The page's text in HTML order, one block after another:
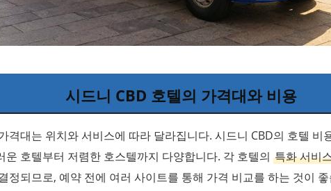
시드니 CBD 호텔의 가격대와 비용
격대는 위치와 서비스에 따라 달라집니다. 시드니 CBD의 호텔 비
운 호텔부터 저렴한 호스텔까지 다양합니다. 각 호텔의 특화 서비
정되므로, 예약 전에 여러 사이트를 통해 가격 비교를 하는 것이